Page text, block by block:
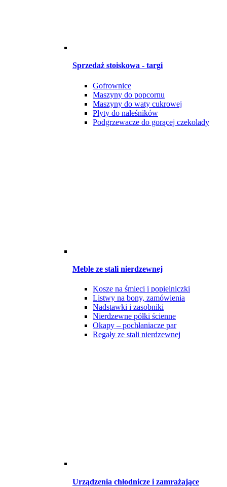
Sprzedaż stoiskowa - targi
Gofrownice
Maszyny do popcornu
Maszyny do waty cukrowej
Płyty do naleśników
Podgrzewacze do gorącej czekolady
Meble ze stali nierdzewnej
Kosze na śmieci i popielniczki
Listwy na bony, zamówienia
Nadstawki i zasobniki
Nierdzewne półki ścienne
Okapy – pochłaniacze par
Regały ze stali nierdzewnej
Urządzenia chłodnicze i zamrażające